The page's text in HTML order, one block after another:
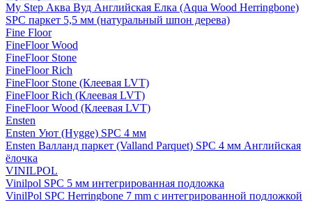
My Step Аква Вуд Английская Елка (Aqua Wood Herringbone)
SPC паркет 5,5 мм (натуральный шпон дерева)
Fine Floor
FineFloor Wood
FineFloor Stone
FineFloor Rich
FineFloor Stone (Клеевая LVT)
FineFloor Rich (Клеевая LVT)
FineFloor Wood (Клеевая LVT)
Ensten
Ensten Уют (Hygge) SPC 4 мм
Ensten Валланд паркет (Valland Parquet) SPC 4 мм Английская
ёлочка
VINILPOL
Vinilpol SPC 5 мм интегрированная подложка
VinilPol SPC Herringbone 7 mm с интегрированной подложкой